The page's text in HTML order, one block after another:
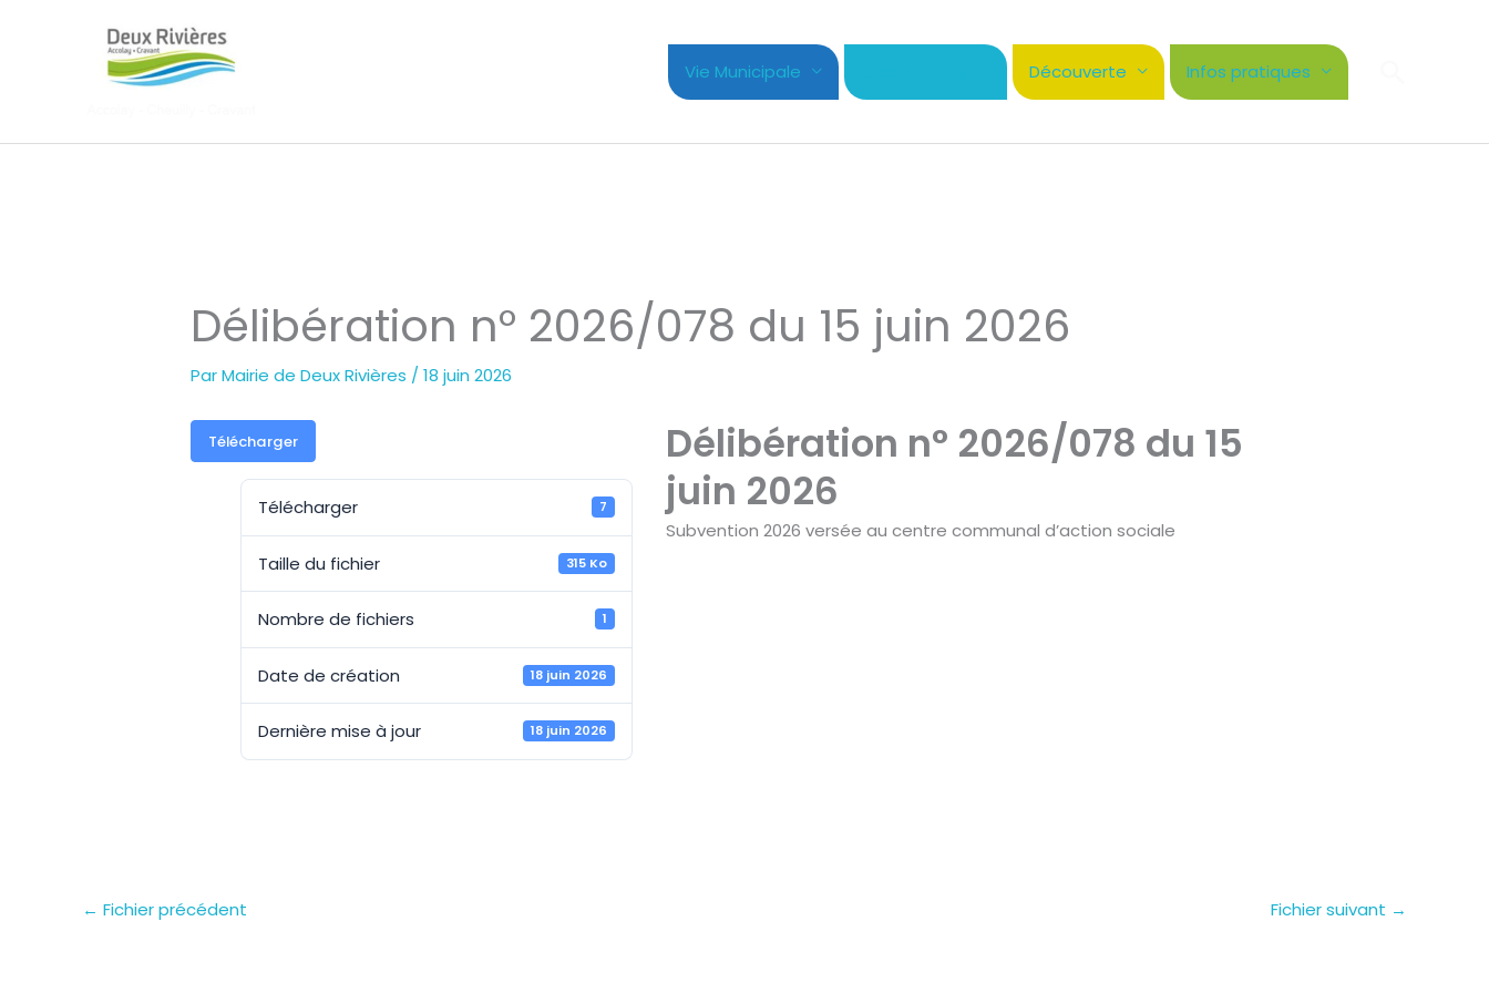
Vie Municipale Découverte Infos pratiques
Délibération n° 2026/078 du 15 juin 2026
ParMairie de Deux Rivières /18 juin 2026
Télécharger
Télécharger 7
Taille du fichier 315 Ko
Nombre de fichiers 1
Date de création 18 juin 2026
Dernière mise à jour 18 juin 2026
Délibération n° 2026/078 du 15
juin 2026
Subvention 2026 versée au centre communal d’action sociale
← Fichier précédent Fichier suivant →